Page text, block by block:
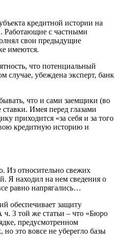
кредитной истории на
Работающие с частными
свои предыдущие
имеются.
что потенциальный
случае, убеждена эксперт, банк
что и сами заемщики (во
Имея перед глазами
приходится «за себя и за того
кредитную историю и
Из относительно свежих
Я находил на нем сведения о
равно напрягались…
обеспечивает защиту
ч. 3 той же статьи – что «Бюро
предусмотренном
это вовсе не уберегло базы